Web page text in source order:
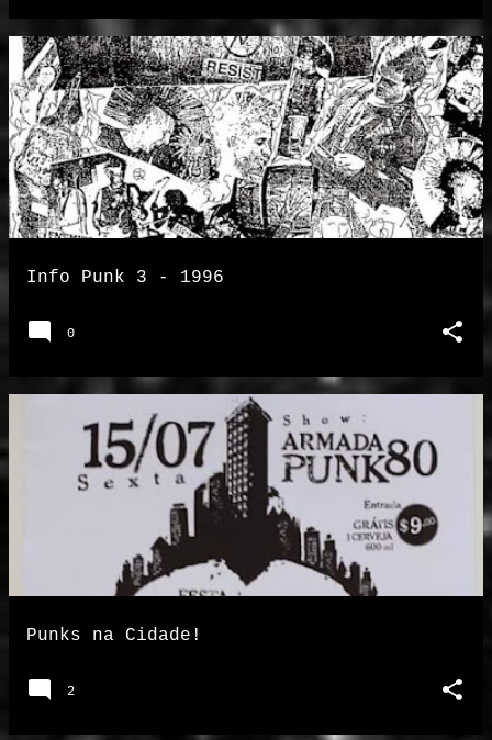
Info Punk 3 - 1996
0
Punks na Cidade!
2